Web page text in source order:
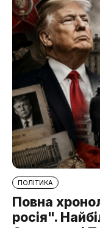
ПОЛІТИКА
Повна
росія".